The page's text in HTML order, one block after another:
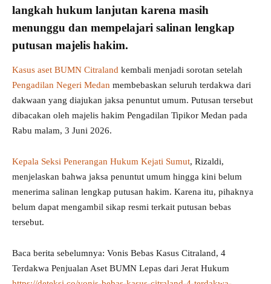
langkah hukum lanjutan karena masih
menunggu dan mempelajari salinan lengkap
putusan majelis hakim.
Kasus aset BUMN Citraland kembali menjadi sorotan setelah
Pengadilan Negeri Medan membebaskan seluruh terdakwa dari
dakwaan yang diajukan jaksa penuntut umum. Putusan tersebut
dibacakan oleh majelis hakim Pengadilan Tipikor Medan pada
Rabu malam, 3 Juni 2026.
Kepala Seksi Penerangan Hukum Kejati Sumut, Rizaldi,
menjelaskan bahwa jaksa penuntut umum hingga kini belum
menerima salinan lengkap putusan hakim. Karena itu, pihaknya
belum dapat mengambil sikap resmi terkait putusan bebas
tersebut.
Baca berita sebelumnya: Vonis Bebas Kasus Citraland, 4
Terdakwa Penjualan Aset BUMN Lepas dari Jerat Hukum